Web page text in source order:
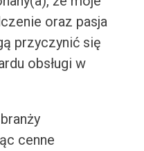
oraz pasja
przyczynić się
obsługi w
cenne